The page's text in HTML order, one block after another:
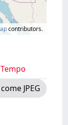
contributors.
Tempo
JPEG